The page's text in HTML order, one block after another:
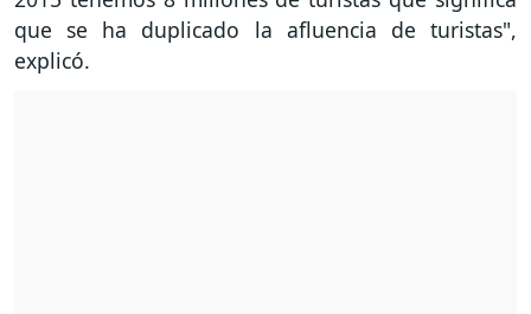
que se ha duplicado la afluencia de turistas",
explicó.